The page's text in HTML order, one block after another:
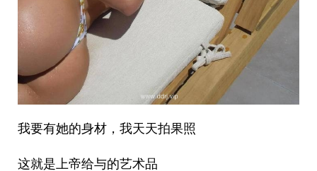
我要有她的身材，我天天拍果照
这就是上帝给与的艺术品